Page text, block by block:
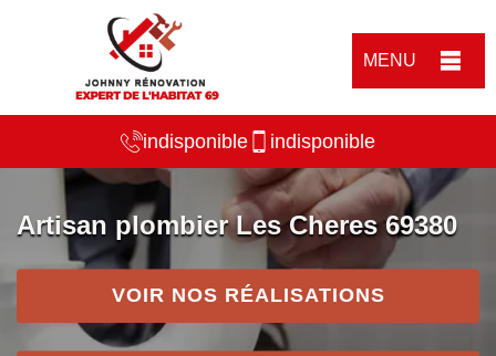
MENU
indisponible indisponible
Artisan plombier Les Cheres 69380
VOIR NOS RÉALISATIONS